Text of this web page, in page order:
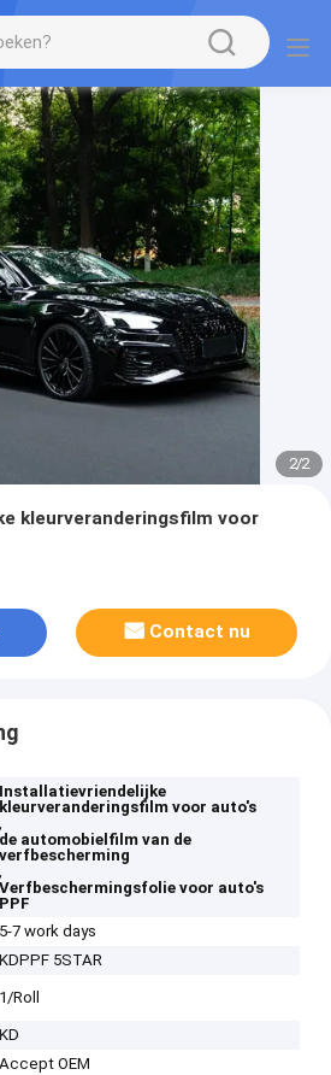
2/2
kleurveranderingsfilm voor
Contact nu
Installatievriendelijke
kleurveranderingsfilm voor auto's
,
de automobielfilm van de
verfbescherming
,
Verfbeschermingsfolie voor auto's
PPF
5-7 work days
KDPPF 5STAR
1/Roll
KD
Accept OEM